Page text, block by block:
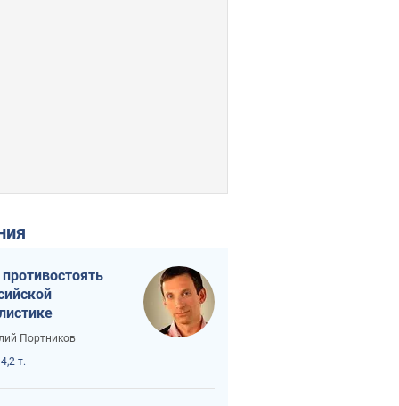
Портников
т.